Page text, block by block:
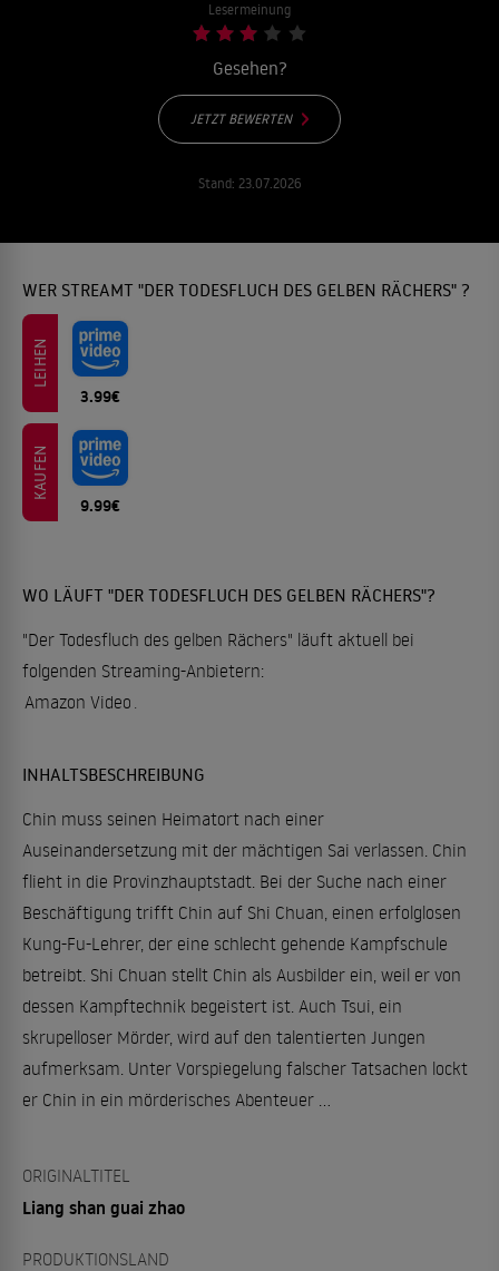
Lesermeinung
Gesehen?
JETZT BEWERTEN
Stand: 23.07.2026
WER STREAMT "DER TODESFLUCH DES GELBEN RÄCHERS" ?
LEIHEN
3.99€
KAUFEN
9.99€
WO LÄUFT "DER TODESFLUCH DES GELBEN RÄCHERS"?
"Der Todesfluch des gelben Rächers" läuft aktuell bei
folgenden Streaming-Anbietern:
Amazon Video .
INHALTSBESCHREIBUNG
Chin muss seinen Heimatort nach einer
Auseinandersetzung mit der mächtigen Sai verlassen. Chin
flieht in die Provinzhauptstadt. Bei der Suche nach einer
Beschäftigung trifft Chin auf Shi Chuan, einen erfolglosen
Kung-Fu-Lehrer, der eine schlecht gehende Kampfschule
betreibt. Shi Chuan stellt Chin als Ausbilder ein, weil er von
dessen Kampftechnik begeistert ist. Auch Tsui, ein
skrupelloser Mörder, wird auf den talentierten Jungen
aufmerksam. Unter Vorspiegelung falscher Tatsachen lockt
er Chin in ein mörderisches Abenteuer …
ORIGINALTITEL
Liang shan guai zhao
PRODUKTIONSLAND